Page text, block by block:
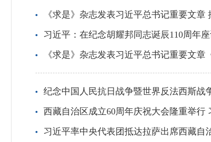
《求是》杂志发表习近平总书记重要文
习近平：在纪念胡耀邦同志诞辰110周年
《求是》杂志发表习近平总书记重要文
纪念中国人民抗日战争暨世界反法西斯战
西藏自治区成立60周年庆祝大会隆重举行
习近平率中央代表团抵达拉萨出席西藏自